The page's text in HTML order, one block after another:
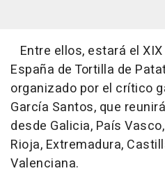
Entre ellos, estará el
España de Tortilla de
organizado por el crítico
García Santos, que
desde Galicia, País
Rioja, Extremadura,
Valenciana.